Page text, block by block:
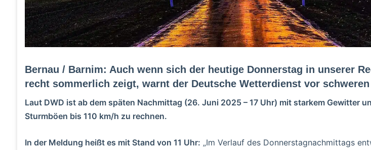
Bernau / Barnim: Auch wenn sich der heutige Donnerstag in unserer
recht sommerlich zeigt, warnt der Deutsche Wetterdienst vor
Laut DWD ist ab dem späten Nachmittag (26. Juni 2025 – 17 Uhr) mit starkem Gewitter
Sturmböen bis 110 km/h zu rechnen.
In der Meldung heißt es mit Stand von 11 Uhr: „Im Verlauf des Donnerstagnachmittags